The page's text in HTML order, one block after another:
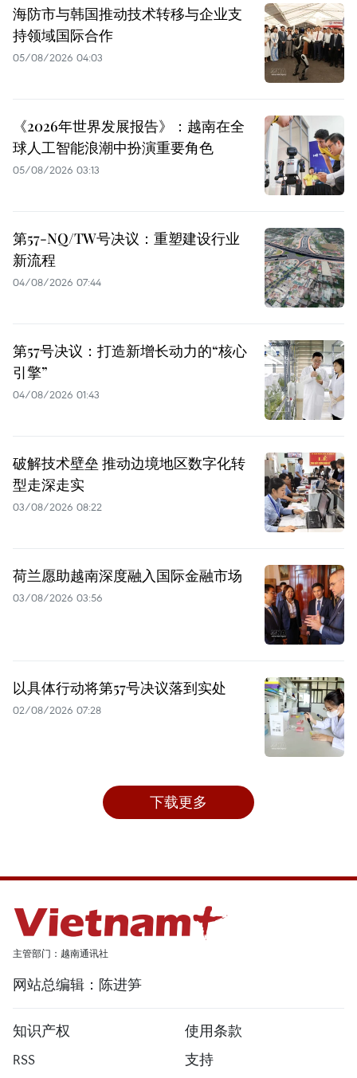
海防市与韩国推动技术转移与企业支
持领域国际合作
05/08/2026 04:03
《2026年世界发展报告》：越南在全
球人工智能浪潮中扮演重要角色
05/08/2026 03:13
第57-NQ/TW号决议：重塑建设行业
新流程
04/08/2026 07:44
第57号决议：打造新增长动力的“核心
引擎”
04/08/2026 01:43
破解技术壁垒 推动边境地区数字化转
型走深走实
03/08/2026 08:22
荷兰愿助越南深度融入国际金融市场
03/08/2026 03:56
以具体行动将第57号决议落到实处
02/08/2026 07:28
下载更多
主管部门：越南通讯社
网站总编辑：陈进笋
知识产权
使用条款
RSS
支持